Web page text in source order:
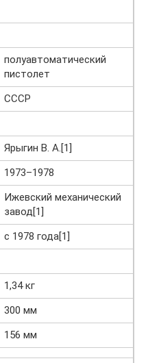
полуавтоматический
пистолет
СССР
Ярыгин В. А.[1]
1973–1978
Ижевский механический
завод[1]
с 1978 года[1]
1,34 кг
300 мм
156 мм